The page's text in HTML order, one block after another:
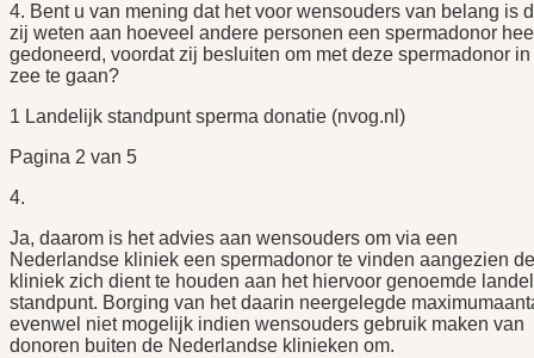
4. Bent u van mening dat het voor wensouders van belang is
zij weten aan hoeveel andere personen een spermadonor
gedoneerd, voordat zij besluiten om met deze spermadonor in
zee te gaan?
1 Landelijk standpunt sperma donatie (nvog.nl)
Pagina 2 van 5
4.
Ja, daarom is het advies aan wensouders om via een
Nederlandse kliniek een spermadonor te vinden aangezien de
kliniek zich dient te houden aan het hiervoor genoemde
standpunt. Borging van het daarin neergelegde
evenwel niet mogelijk indien wensouders gebruik maken van
donoren buiten de Nederlandse klinieken om.